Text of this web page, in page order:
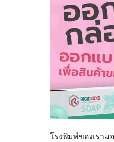
โรงพิมพ์ของเรา